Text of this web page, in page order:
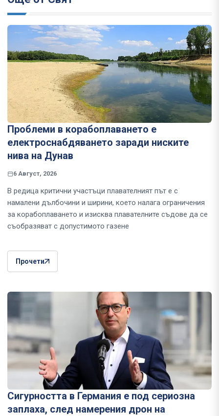
Проблеми в корабоплаването е
електроснабдяването заради ниските
нива на Дунав
6 Август, 2026
В редица критични участъци плавателният път е с
намалени дълбочини и ширини, което налага ограничения
за корабоплаването и изисква плавателните съдове да се
съобразяват с допустимото газене
Прочети
Сигурността в Германия е под сериозна
заплаха, след намерения дрон на